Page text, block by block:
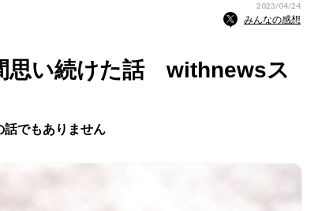
2023/04/24
みんなの感想
思い続けた話 withnewsス
話でもありません